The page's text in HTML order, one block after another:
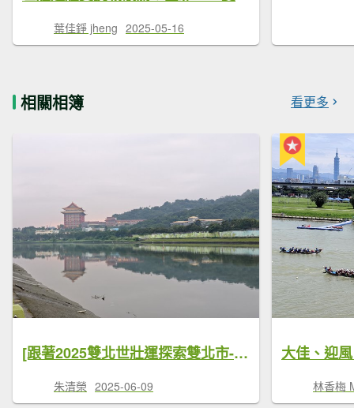
葉佳錚 jheng 2025-05-16
相關相簿 看更多
[跟著2025雙北世壯運探索雙北市-3/21] 2025_0607 迎風輕艇徑 (大佳河濱公園)
朱清榮 2025-06-09 林香梅